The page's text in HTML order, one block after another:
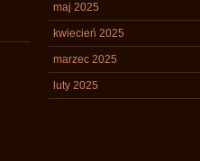
maj 2025
kwiecień 2025
marzec 2025
luty 2025